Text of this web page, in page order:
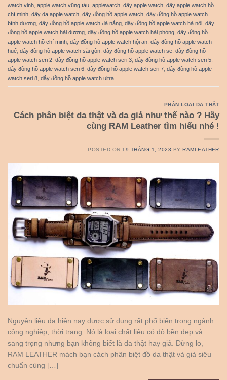
watch vinh, apple watch vũng tàu, applewatch, dây apple watch, dây apple watch hồ
chí minh, dây da apple watch, dây đồng hồ apple watch, dây đồng hồ apple watch
bình dương, dây đồng hồ apple watch đà nẵng, dây đồng hồ apple watch hà nội, dây
đồng hồ apple watch hải dương, dây đồng hồ apple watch hải phòng, dây đồng hồ
apple watch hồ chí minh, dây đồng hồ apple watch hội an, dây đồng hồ apple watch
huế, dây đồng hồ apple watch sài gòn, dây đồng hồ apple watch se, dây đồng hồ
apple watch seri 2, dây đồng hồ apple watch seri 3, dây đồng hồ apple watch seri 5,
dây đồng hồ apple watch seri 6, dây đồng hồ apple watch seri 7, dây đồng hồ apple
watch seri 8, dây đồng hồ apple watch ultra
PHÂN LOẠI DA THẬT
Cách phân biệt da thật và da giả như thế nào ? Hãy
cùng RAM Leather tìm hiểu nhé !
POSTED ON19 THÁNG 1, 2023 BYRAMLEATHER
Nguyên liệu da hiện nay được sử dụng rất phổ biến trong ngành
công nghiệp, thời trang. Nó là loại chất liệu có độ bền đẹp và
sang trọng nhưng bạn không biết là da thật hay giả. Đừng lo,
RAM LEATHER mách bạn cách phân biệt đồ da thật và giả siêu
chuẩn cùng […]